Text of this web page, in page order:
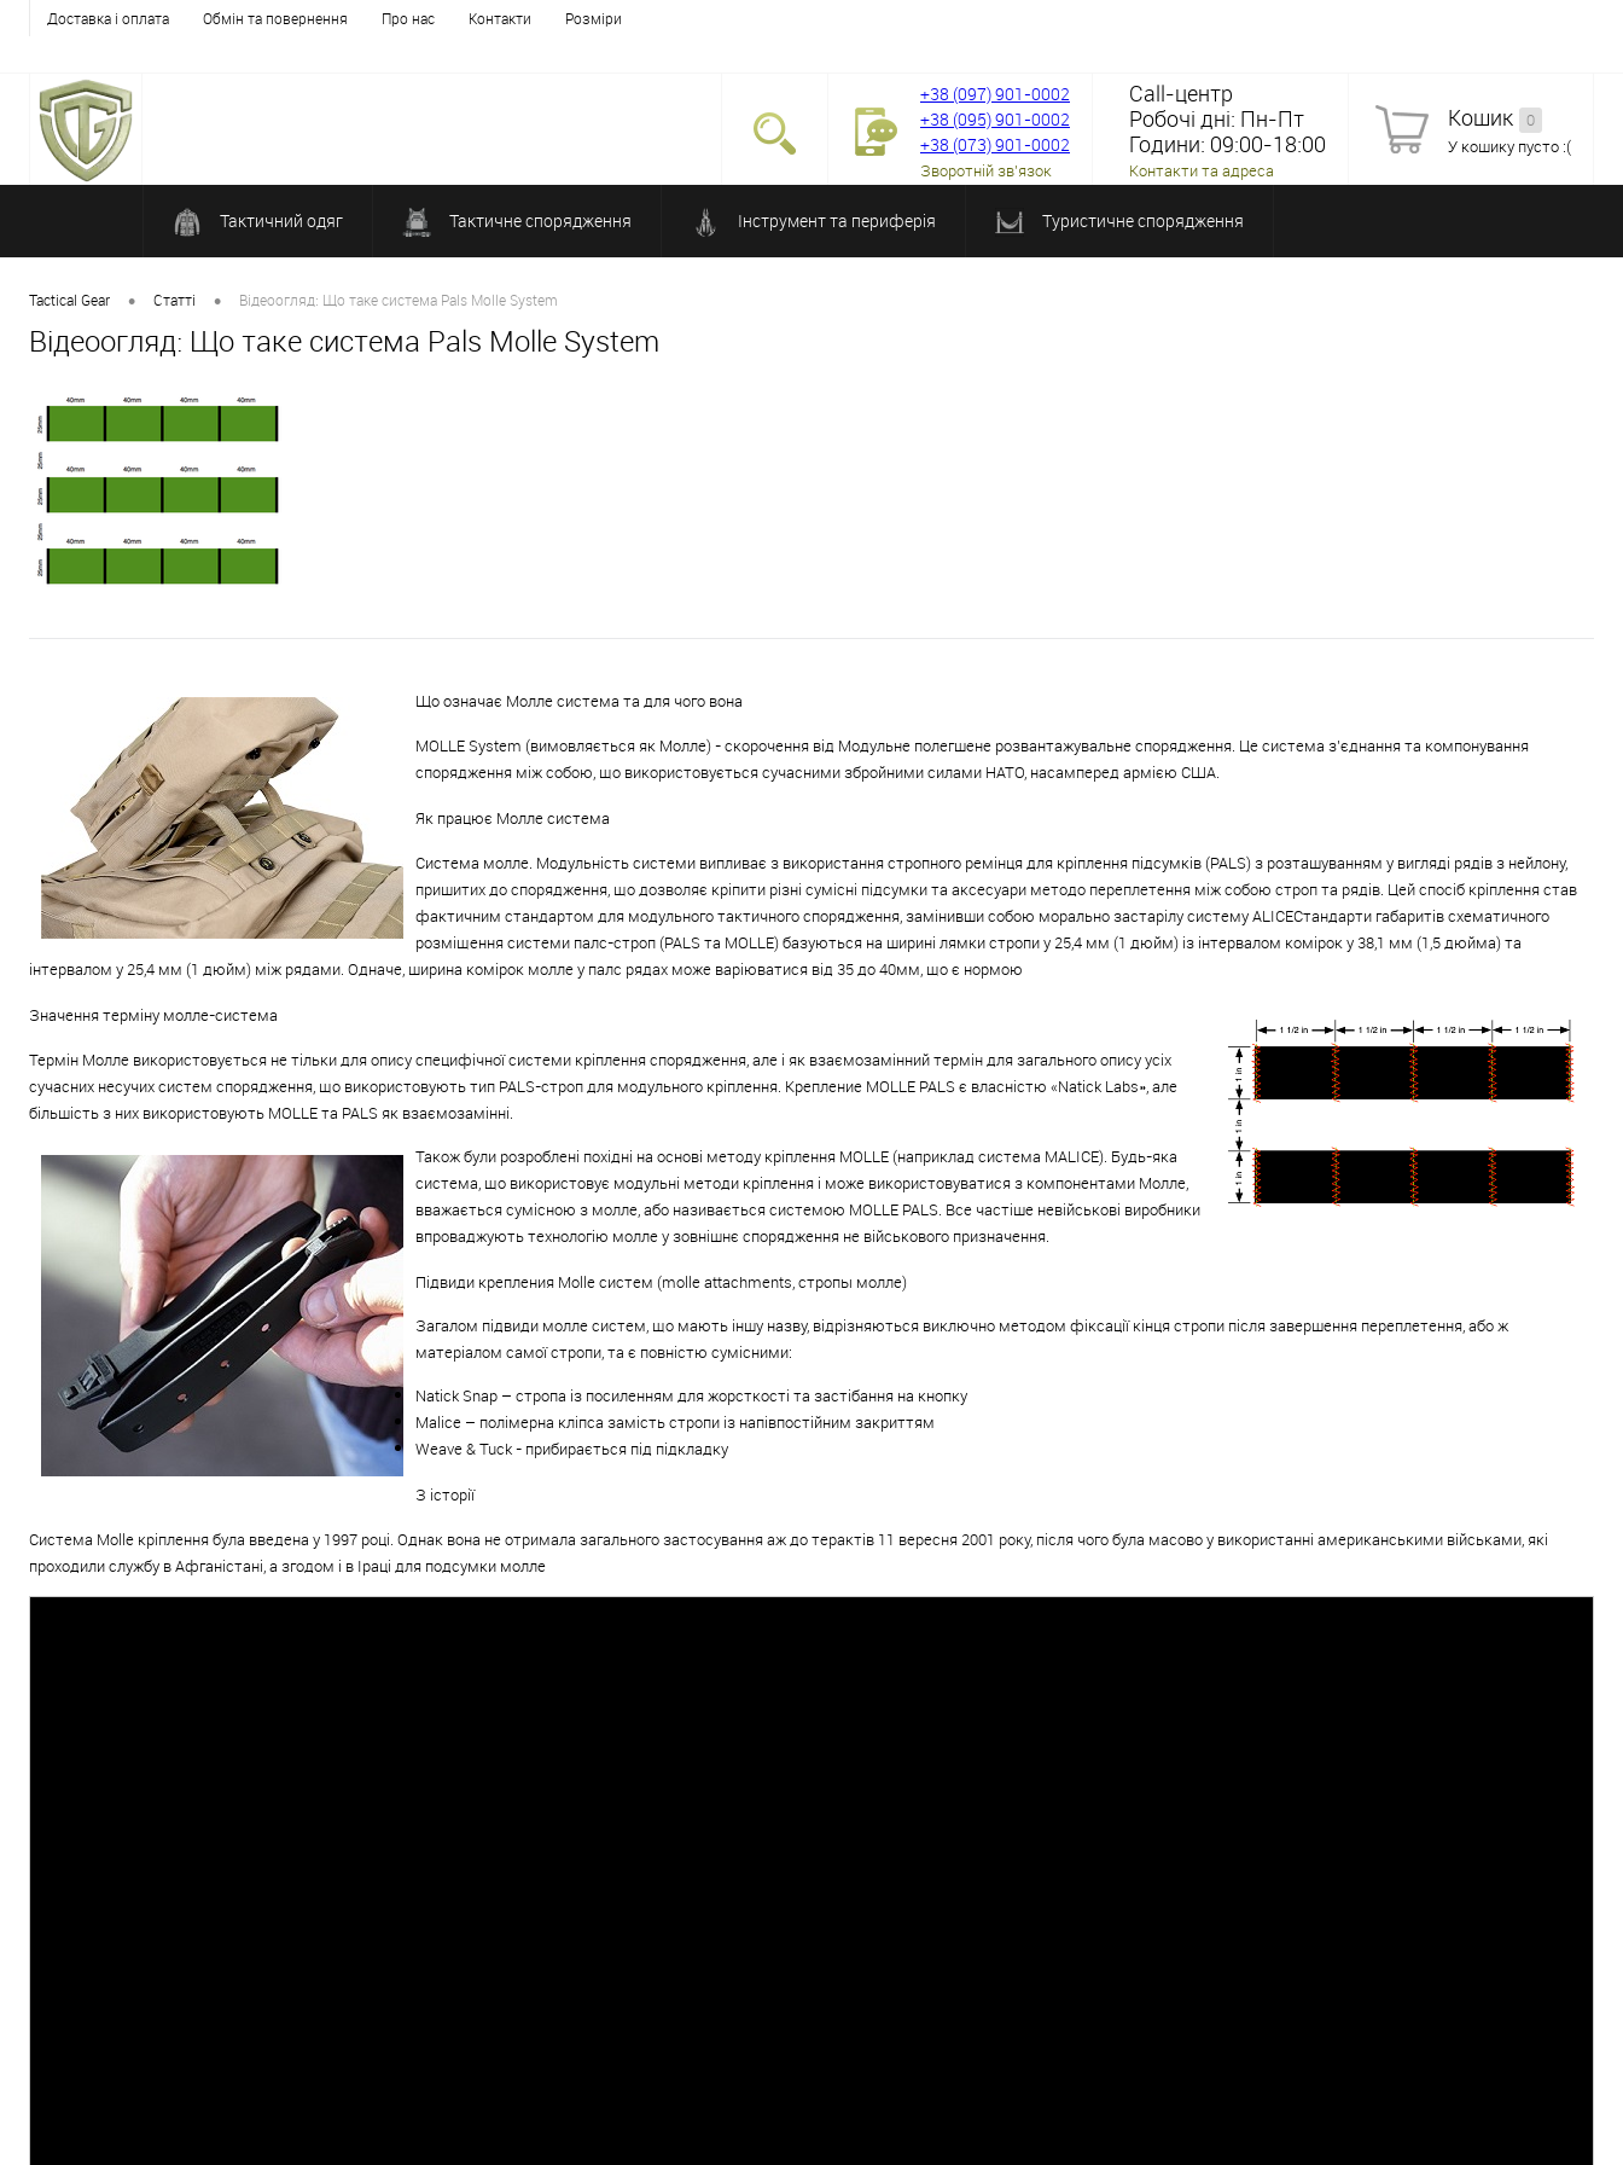
Доставка і оплата Обмін та повернення Про нас Контакти Розміри
+38 (097) 901-0002
+38 (095) 901-0002
+38 (073) 901-0002
Зворотній зв'язок
Call-центр
Робочі дні: Пн-Пт
Години: 09:00-18:00
Контакти та адреса
Кошик
0
У кошику пусто :(
Тактичний одяг Тактичне спорядження Інструмент та периферія Туристичне спорядження
Tactical Gear • Статті • Відеоогляд: Що таке система Pals Molle System
Відеоогляд: Що таке система Pals Molle System
Що означає Молле система та для чого вона
MOLLE System (вимовляється як Молле) - скорочення від Модульне полегшене розвантажувальне спорядження. Це система з’єднання та компонування
спорядження між собою, що використовується сучасними збройними силами НАТО, насамперед армією США.
Як працює Молле система
Система молле. Модульність системи випливає з використання стропного ремінця для кріплення підсумків (PALS) з розташуванням у вигляді рядів з нейлону,
пришитих до спорядження, що дозволяє кріпити різні сумісні підсумки та аксесуари методо переплетення між собою строп та рядів. Цей спосіб кріплення став
фактичним стандартом для модульного тактичного спорядження, замінивши собою морально застарілу систему ALICEСтандарти габаритів схематичного
розміщення системи палс-строп (PALS та MOLLE) базуються на ширині лямки стропи у 25,4 мм (1 дюйм) із інтервалом комірок у 38,1 мм (1,5 дюйма) та
інтервалом у 25,4 мм (1 дюйм) між рядами. Одначе, ширина комірок молле у палс рядах може варіюватися від 35 до 40мм, що є нормою
Значення терміну молле-система
Термін Молле використовується не тільки для опису специфічної системи кріплення спорядження, але і як взаємозамінний термін для загального опису усіх
сучасних несучих систем спорядження, що використовують тип PALS-строп для модульного кріплення. Крепление MOLLE PALS є власністю «Natick Labs», але
більшість з них використовують MOLLE та PALS як взаємозамінні.
Також були розроблені похідні на основі методу кріплення MOLLE (наприклад система MALICE). Будь-яка
система, що використовує модульні методи кріплення і може використовуватися з компонентами Молле,
вважається сумісною з молле, або називається системою MOLLE PALS. Все частіше невійськові виробники
впроваджують технологію молле у зовнішнє спорядження не військового призначення.
Підвиди крепления Molle систем (molle attachments, стропы молле)
Загалом підвиди молле систем, що мають іншу назву, відрізняються виключно методом фіксації кінця стропи після завершення переплетення, або ж
матеріалом самої стропи, та є повністю сумісними:
Natick Snap – стропа із посиленням для жорсткості та застібання на кнопку
Malice – полімерна кліпса замість стропи із напівпостійним закриттям
Weave & Tuck - прибирається під підкладку
З історії
Система Molle кріплення була введена у 1997 році. Однак вона не отримала загального застосування аж до терактів 11 вересня 2001 року, після чого була масово у використанні американськими військами, які
проходили службу в Афганістані, а згодом і в Іраці для подсумки молле